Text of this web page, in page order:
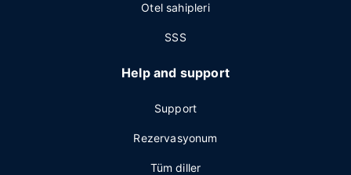
Otel sahipleri
SSS
Help and support
Support
Rezervasyonum
Tüm diller